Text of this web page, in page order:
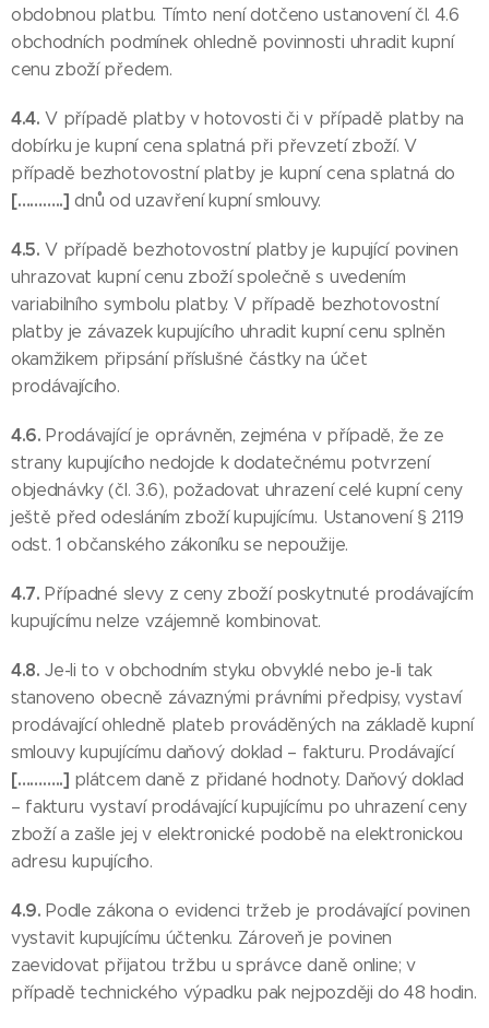
obdobnou platbu. Tímto není dotčeno ustanovení čl. 4.6
obchodních podmínek ohledně povinnosti uhradit kupní
cenu zboží předem.
4.4.V případě platby v hotovosti či v případě platby na
dobírku je kupní cena splatná při převzetí zboží. V
případě bezhotovostní platby je kupní cena splatná do
[………..] dnů od uzavření kupní smlouvy.
4.5.V případě bezhotovostní platby je kupující povinen
uhrazovat kupní cenu zboží společně s uvedením
variabilního symbolu platby. V případě bezhotovostní
platby je závazek kupujícího uhradit kupní cenu splněn
okamžikem připsání příslušné částky na účet
prodávajícího.
4.6.Prodávající je oprávněn, zejména v případě, že ze
strany kupujícího nedojde k dodatečnému potvrzení
objednávky (čl. 3.6), požadovat uhrazení celé kupní ceny
ještě před odesláním zboží kupujícímu. Ustanovení § 2119
odst. 1 občanského zákoníku se nepoužije.
4.7.Případné slevy z ceny zboží poskytnuté prodávajícím
kupujícímu nelze vzájemně kombinovat.
4.8.Je-li to v obchodním styku obvyklé nebo je-li tak
stanoveno obecně závaznými právními předpisy, vystaví
prodávající ohledně plateb prováděných na základě kupní
smlouvy kupujícímu daňový doklad – fakturu. Prodávající
[………..] plátcem daně z přidané hodnoty. Daňový doklad
– fakturu vystaví prodávající kupujícímu po uhrazení ceny
zboží a zašle jej v elektronické podobě na elektronickou
adresu kupujícího.
4.9.Podle zákona o evidenci tržeb je prodávající povinen
vystavit kupujícímu účtenku. Zároveň je povinen
zaevidovat přijatou tržbu u správce daně online; v
případě technického výpadku pak nejpozději do 48 hodin.